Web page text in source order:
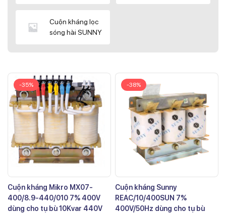
Cuộn kháng lọc
sóng hài SUNNY
-35%
Cuộn kháng Mikro MX07-
400/8.9-440/010 7% 400V
dùng cho tụ bù 10Kvar 440V
-38%
Cuộn kháng Sunny
REAC/10/400SUN 7%
400V/50Hz dùng cho tụ bù